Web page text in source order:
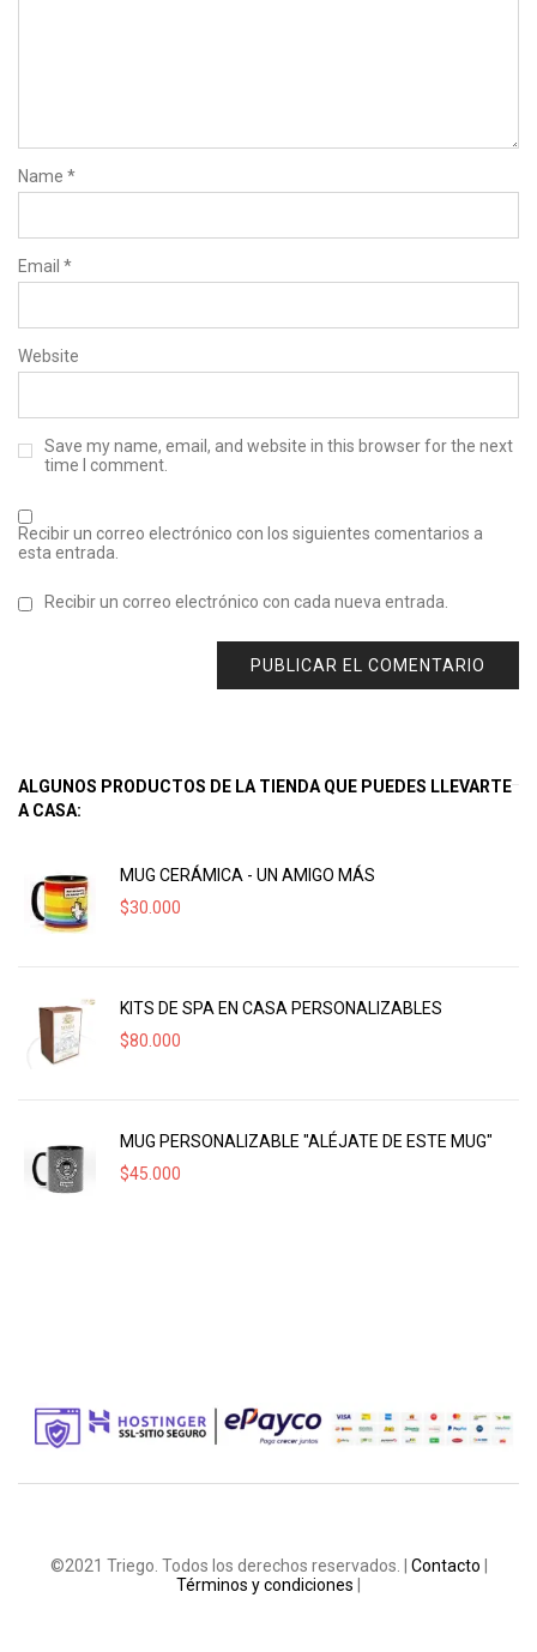
Name *
Email *
Website
Save my name, email, and website in this browser for the next
time I comment.
Recibir un correo electrónico con los siguientes comentarios a
esta entrada.
Recibir un correo electrónico con cada nueva entrada.
ALGUNOS PRODUCTOS DE LA TIENDA QUE PUEDES LLEVARTE
A CASA:
MUG CERÁMICA - UN AMIGO MÁS
$30.000
KITS DE SPA EN CASA PERSONALIZABLES
$80.000
MUG PERSONALIZABLE "ALÉJATE DE ESTE MUG"
$45.000
©2021 Triego. Todos los derechos reservados. | Contacto
Términos y condiciones